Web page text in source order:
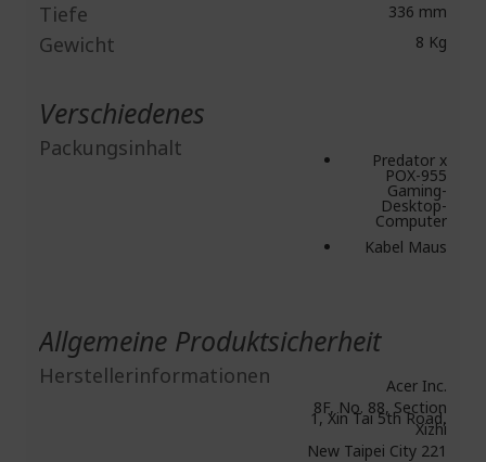
Tiefe 336 mm
Gewicht 8 Kg
Verschiedenes
Packungsinhalt Predator x
POX-955
Gaming-
Desktop-
Computer
Kabel Maus
Allgemeine Produktsicherheit
Herstellerinformationen
Acer Inc.
8F, No. 88, Section
1, Xin Tai 5th Road,
Xizhi
New Taipei City 221